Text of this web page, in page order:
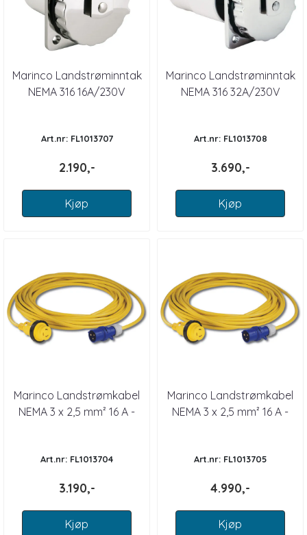
Marinco Landstrøminntak
NEMA 316 16A/230V
Art.nr: FL1013707
2.190,-
Kjøp
Marinco Landstrøminntak
NEMA 316 32A/230V
Art.nr: FL1013708
3.690,-
Kjøp
Marinco Landstrømkabel
NEMA 3 x 2,5 mm² 16 A -
Art.nr: FL1013704
3.190,-
Kjøp
Marinco Landstrømkabel
NEMA 3 x 2,5 mm² 16 A -
Art.nr: FL1013705
4.990,-
Kjøp